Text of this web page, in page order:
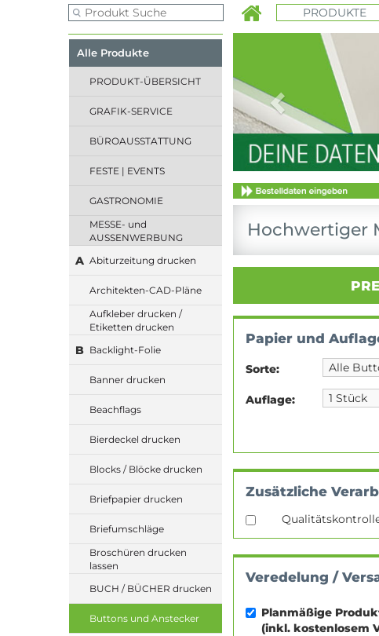
PRODUKTE
Alle Produkte
PRODUKT-ÜBERSICHT
GRAFIK-SERVICE
BÜROAUSSTATTUNG
FESTE | EVENTS
GASTRONOMIE
MESSE- und
AUSSENWERBUNG
A Abiturzeitung drucken
Architekten-CAD-Pläne
Aufkleber drucken /
Etiketten drucken
B Backlight-Folie
Banner drucken
Beachflags
Bierdeckel drucken
Blocks / Blöcke drucken
Briefpapier drucken
Briefumschläge
Broschüren drucken
lassen
BUCH / BÜCHER drucken
Buttons und Anstecker
Previous
Hochwertiger
Papier und
Sorte:
Auflage:
Zusätzliche
Veredelung /
Planmäßige
(inkl. kostenlosem